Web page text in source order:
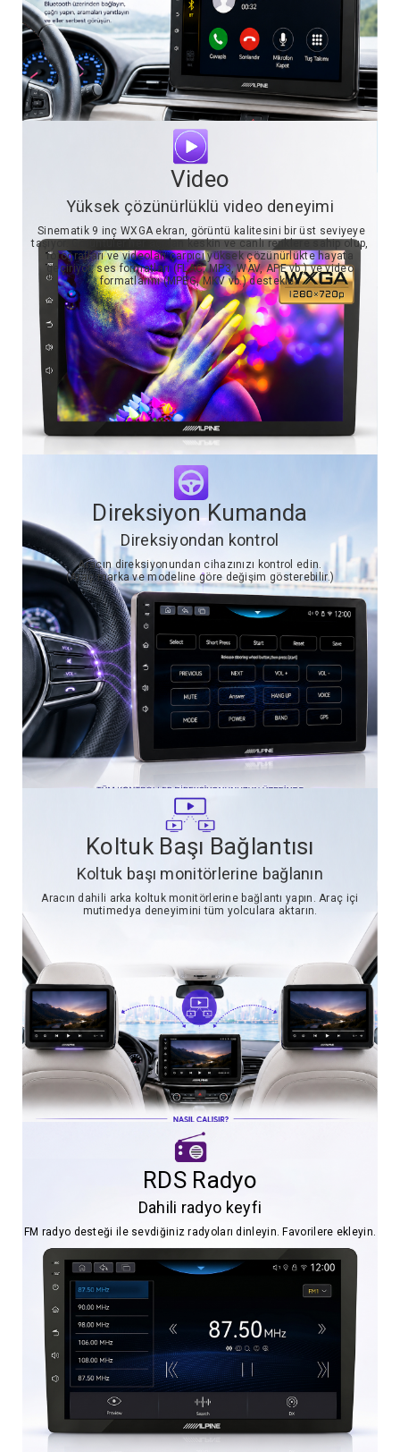
Video
Yüksek çözünürlüklü video deneyimi
Sinematik 9 inç WXGA ekran, görüntü kalitesini bir üst seviyeye
taşıyor. Görüntüler her açıdan keskin ve canlı renklere sahip olup,
fotoğrafları ve videoları çarpıcı yüksek çözünürlükte hayata
geçiriyor, ses formatları (FLAC, MP3, WAV, APE vb.) ve video
formatlarını (MPEG, MKV vb.) destekler.
Direksiyon Kumanda
Direksiyondan kontrol
Aracın direksiyonundan cihazınızı kontrol edin.
(Araç marka ve modeline göre değişim gösterebilir.)
Koltuk Başı Bağlantısı
Koltuk başı monitörlerine bağlanın
Aracın dahili arka koltuk monitörlerine bağlantı yapın. Araç içi
mutimedya deneyimini tüm yolculara aktarın.
RDS Radyo
Dahili radyo keyfi
FM radyo desteği ile sevdiğiniz radyoları dinleyin. Favorilere ekleyin.